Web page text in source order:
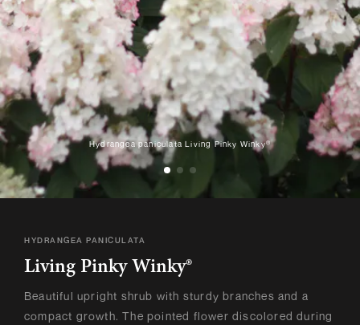
Hydrangea paniculata Living Pinky Winky®
HYDRANGEA PANICULATA
Living Pinky Winky®
Beautiful upright shrub with sturdy branches and a
compact growth. The pointed flower discolored during